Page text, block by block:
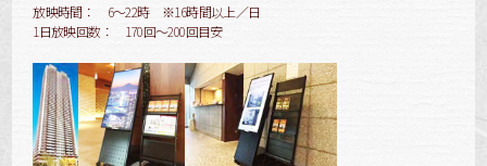
放映時間： 6～22時 ※16時間以上／日
1日放映回数： 170回～200回目安